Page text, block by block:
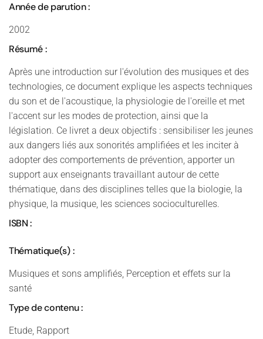
Année de parution :
2002
Résumé :
Après une introduction sur l'évolution des musiques et des
technologies, ce document explique les aspects techniques
du son et de l'acoustique, la physiologie de l'oreille et met
l'accent sur les modes de protection, ainsi que la
législation. Ce livret a deux objectifs : sensibiliser les jeunes
aux dangers liés aux sonorités amplifiées et les inciter à
adopter des comportements de prévention, apporter un
support aux enseignants travaillant autour de cette
thématique, dans des disciplines telles que la biologie, la
physique, la musique, les sciences socioculturelles.
ISBN :
Thématique(s) :
Musiques et sons amplifiés, Perception et effets sur la
santé
Type de contenu :
Etude, Rapport